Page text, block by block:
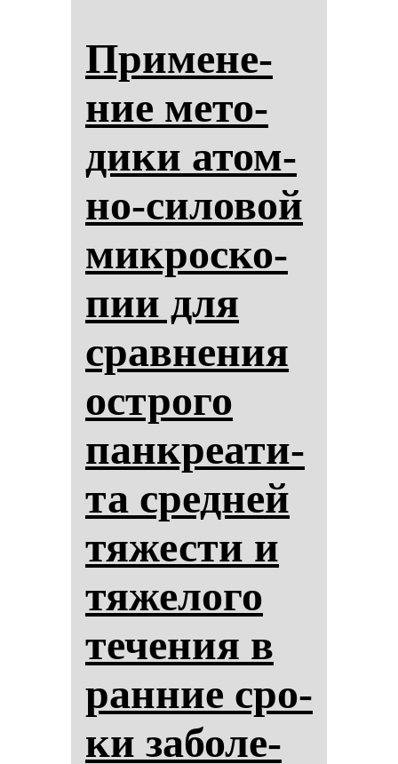
При­ме­не­
ние ме­то­
ди­ки атом­
но-си­ло­вой
мик­рос­ко­
пии для
срав­не­ния
ос­тро­го
пан­кре­ати­
та сред­ней
тя­жес­ти и
тя­же­ло­го
те­че­ния в
ран­ние сро­
ки за­бо­ле­